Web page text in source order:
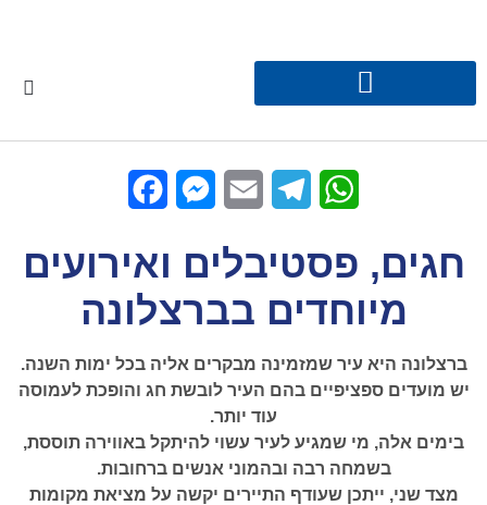
WhatsApp
Telegram
Email
Messenger
חגים, פסטיבלים ואירועים
מיוחדים בברצלונה
ברצלונה היא עיר שמזמינה מבקרים אליה בכל ימות השנה.
יש מועדים ספציפיים בהם העיר לובשת חג והופכת לעמוסה
עוד יותר.
בימים אלה, מי שמגיע לעיר עשוי להיתקל באווירה תוססת,
בשמחה רבה ובהמוני אנשים ברחובות.
מצד שני, ייתכן שעודף התיירים יקשה על מציאת מקומות